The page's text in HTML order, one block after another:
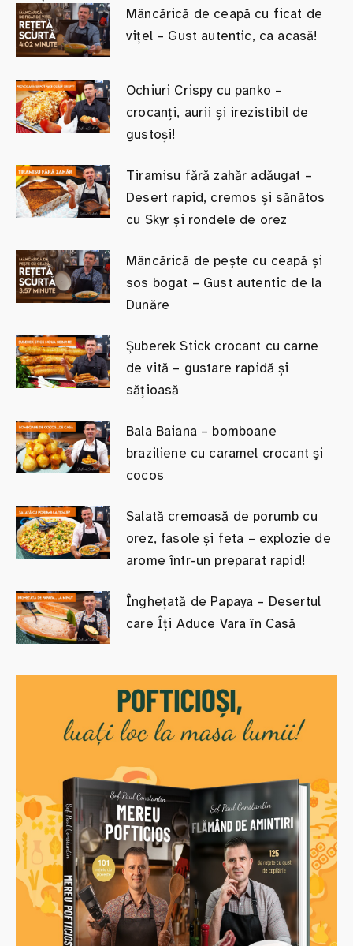
Mâncărică de ceapă cu ficat de
vițel – Gust autentic, ca acasă!
Ochiuri Crispy cu panko –
crocanți, aurii și irezistibil de
gustoși!
Tiramisu fără zahăr adăugat –
Desert rapid, cremos și sănătos
cu Skyr și rondele de orez
Mâncărică de pește cu ceapă și
sos bogat – Gust autentic de la
Dunăre
Șuberek Stick crocant cu carne
de vită – gustare rapidă și
sățioasă
Bala Baiana – bomboane
braziliene cu caramel crocant şi
cocos
Salată cremoasă de porumb cu
orez, fasole și feta – explozie de
arome într-un preparat rapid!
Înghețată de Papaya – Desertul
care Îți Aduce Vara în Casă